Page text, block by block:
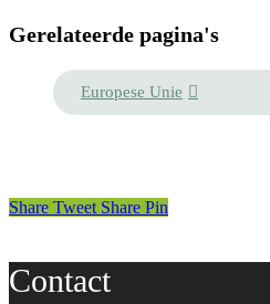
Gerelateerde pagina's
Europese Unie
Share Tweet Share Pin
Contact